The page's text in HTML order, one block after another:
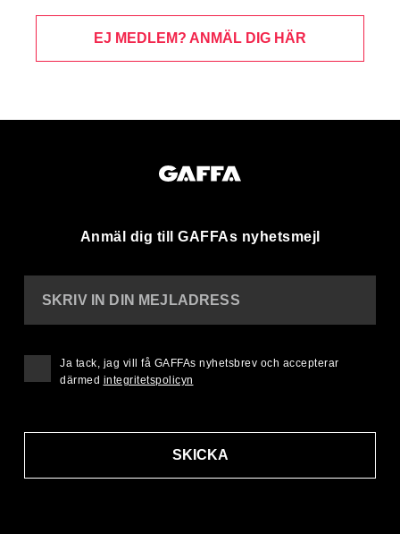
EJ MEDLEM? ANMÄL DIG HÄR
Anmäl dig till GAFFAs nyhetsmejl
SKRIV IN DIN MEJLADRESS
SKICKA
Ja tack, jag vill få GAFFAs nyhetsbrev och accepterar
därmed integritetspolicyn